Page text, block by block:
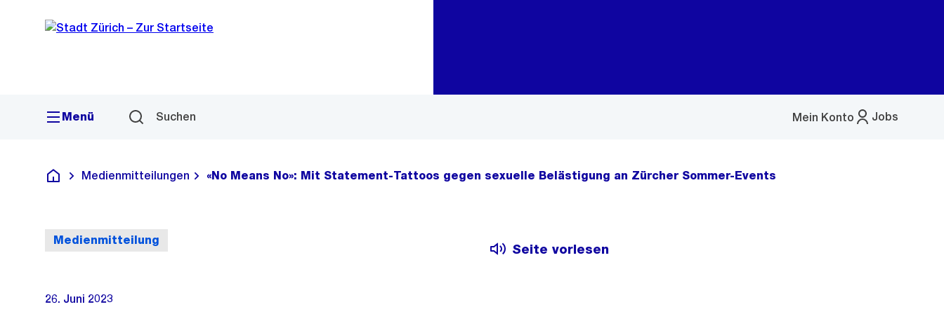
Navigation
Sprunglink
Menü Suchen Jobs
Mein Konto
Menü
Deutsch
Medienmitteilungen «No Means No»: Mit Statement-Tattoos gegen sexuelle Belästigung an Zürcher Sommer-Events
Medienmitteilung
Seite vorlesen
26. Juni 2023